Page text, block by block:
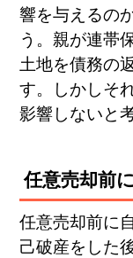
響を与えるの
う。親が連帯
土地を債務の
す。しかしそ
影響しないと
任意売却前
任意売却前に
己破産をした